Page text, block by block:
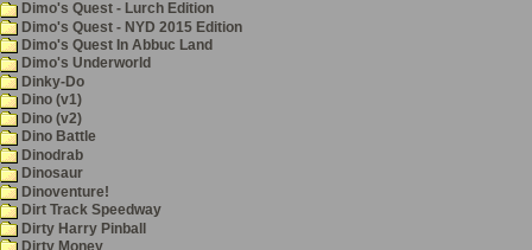
Dimo's Quest - Lurch Edition
Dimo's Quest - NYD 2015 Edition
Dimo's Quest In Abbuc Land
Dimo's Underworld
Dinky-Do
Dino (v1)
Dino (v2)
Dino Battle
Dinodrab
Dinosaur
Dinoventure!
Dirt Track Speedway
Dirty Harry Pinball
Dirty Money